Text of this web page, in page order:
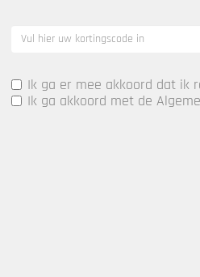
Ik ga er mee akkoord dat ik
Ik ga akkoord met de